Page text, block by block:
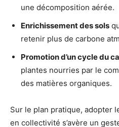
une décomposition aérée.
Enrichissement des sols
retenir plus de carbone
Promotion d’un cycle du
plantes nourries par le
des matières organiques.
Sur le plan pratique, adopter
en collectivité s’avère un